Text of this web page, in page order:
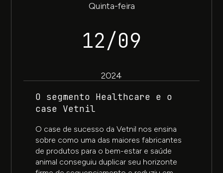
Quinta-feira
12/09
2024
O segmento Healthcare e o
case Vetnil
O case de sucesso da Vetnil nos ensina
sobre como uma das maiores fabricantes
de produtos para o bem-estar e saúde
animal conseguiu duplicar seu horizonte